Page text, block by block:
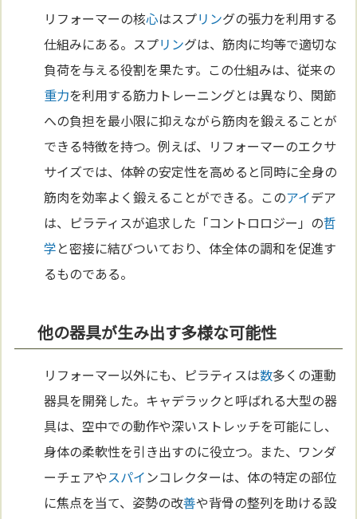
リフォーマーの核心はスプリングの張力を利用する
仕組みにある。スプリングは、筋肉に均等で適切な
負荷を与える役割を果たす。この仕組みは、従来の
重力を利用する筋力トレーニングとは異なり、関節
への負担を最小限に抑えながら筋肉を鍛えることが
できる特徴を持つ。例えば、リフォーマーのエクサ
サイズでは、体幹の安定性を高めると同時に全身の
筋肉を効率よく鍛えることができる。このアイデア
は、ピラティスが追求した「コントロロジー」の哲
学と密接に結びついており、体全体の調和を促進す
るものである。
他の器具が生み出す多様な可能性
リフォーマー以外にも、ピラティスは数多くの運動
器具を開発した。キャデラックと呼ばれる大型の器
具は、空中での動作や深いストレッチを可能にし、
身体の柔軟性を引き出すのに役立つ。また、ワンダ
ーチェアやスパインコレクターは、体の特定の部位
に焦点を当て、姿勢の改善や背骨の整列を助ける設